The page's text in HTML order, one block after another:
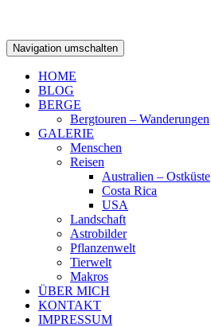
Navigation umschalten
HOME
BLOG
BERGE
Bergtouren – Wanderungen
GALERIE
Menschen
Reisen
Australien – Ostküste
Costa Rica
USA
Landschaft
Astrobilder
Pflanzenwelt
Tierwelt
Makros
ÜBER MICH
KONTAKT
IMPRESSUM